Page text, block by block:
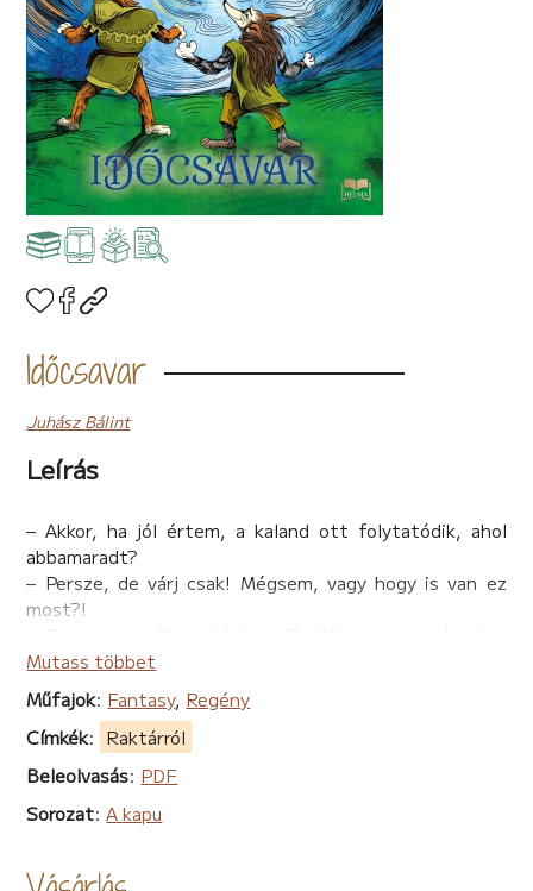
Időcsavar
Juhász Bálint
Leírás
– Akkor, ha jól értem, a kaland ott folytatódik, ahol
abbamaradt?
– Persze, de várj csak! Mégsem, vagy hogy is van ez
most?!
könyvet?!
– Ja, tényleg! De erre így nem tudok jelen pillanatban
válaszolni. Viszont ami biztos: újra találkozhatsz
főhőseinkkel, Boncorral és Zorgóval, na, ehhez nem fér
egyáltalán semmi kétség! Továbbá, ha kíváncsi vagy a
pixinek varázslatos világára, azzal is szolgál a könyv,
méghozzá bőven. Például betekintést nyerhetsz a
manó oktatás, vagy ahogy ők nevezik, az o’rgan is
Mutass többet
Műfajok: Fantasy, Regény
Címkék: Raktárról
Beleolvasás: PDF
Sorozat:A kapu